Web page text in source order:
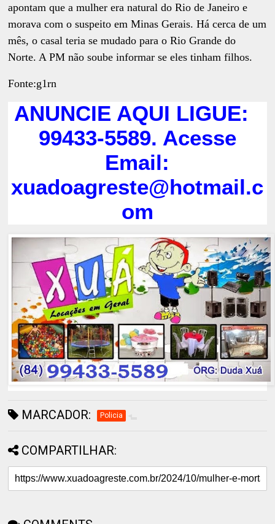
apontam que a mulher era natural do Rio de Janeiro e
morava com o suspeito em Minas Gerais. Há cerca de um
mês, o casal teria se mudado para o Rio Grande do
Norte. A PM não soube informar se eles tinham filhos.
Fonte:g1rn
ANUNCIE AQUI LIGUE:
99433-5589. Acesse
Email:
xuadoagreste@hotmail.c
om
MARCADOR: Policia
COMPARTILHAR: